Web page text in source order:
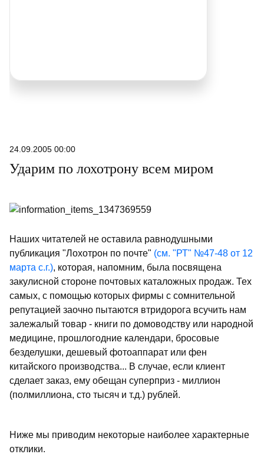
24.09.2005 00:00
Ударим по лохотрону всем миром
Наших читателей не оставила равнодушными
публикация "Лохотрон по почте" (см. "РТ" №47-48 от 12
марта с.г.), которая, напомним, была посвящена
закулисной стороне почтовых каталожных продаж. Тех
самых, с помощью которых фирмы с сомнительной
репутацией заочно пытаются втридорога всучить нам
залежалый товар - книги по домоводству или народной
медицине, прошлогодние календари, бросовые
безделушки, дешевый фотоаппарат или фен
китайского производства... В случае, если клиент
сделает заказ, ему обещан суперприз - миллион
(полмиллиона, сто тысяч и т.д.) рублей.
Ниже мы приводим некоторые наиболее характерные
отклики.